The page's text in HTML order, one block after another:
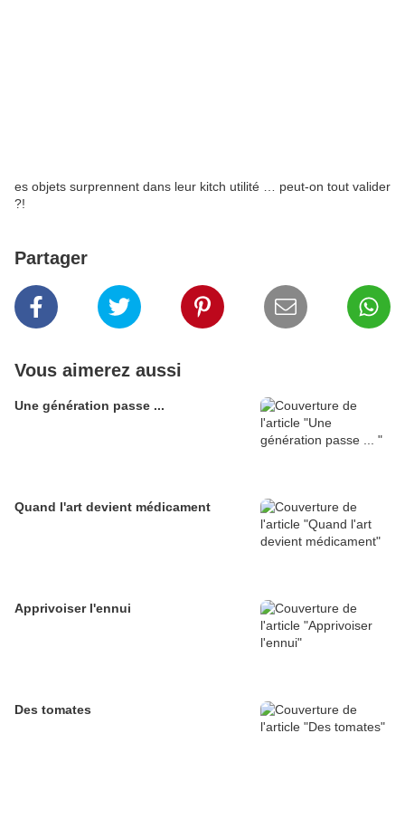
es objets surprennent dans leur kitch utilité … peut-on tout valider
?!
Partager
Vous aimerez aussi
Une génération passe ...
Quand l'art devient médicament
Apprivoiser l'ennui
Des tomates